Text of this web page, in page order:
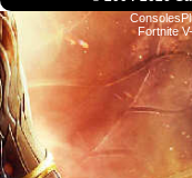
Fortnite